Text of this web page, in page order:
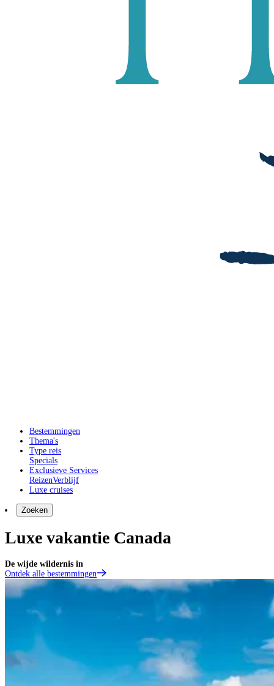
Bestemmingen
Thema's
Type reis
Specials
Exclusieve Services
ReizenVerblijf
Luxe cruises
Zoeken
Luxe vakantie Canada
De wijde wildernis in
Ontdek alle bestemmingen